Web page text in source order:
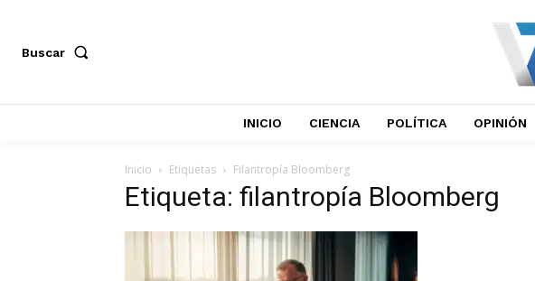
Buscar
INICIO CIENCIA POLÍTICA OPINIÓN
Inicio Etiquetas Filantropía Bloomberg
Etiqueta: filantropía Bloomberg